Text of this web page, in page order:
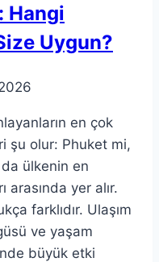
Hangi
Uygun?
en çok
şu olur: Phuket mi,
ülkenin en
arasında yer alır.
farklıdır. Ulaşım
ve yaşam
büyük etki